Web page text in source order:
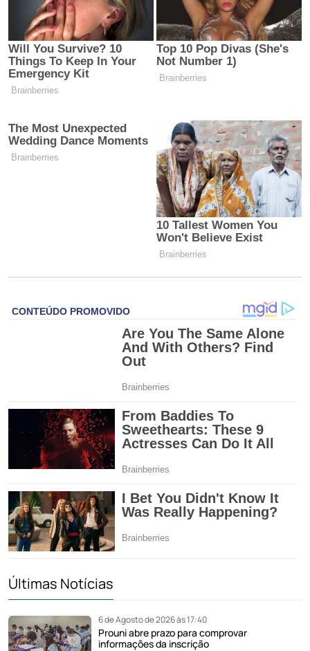
Últimas Notícias
6 de Agosto de 2026 às 17:40
Prouni abre prazo para comprovar
informações da inscrição